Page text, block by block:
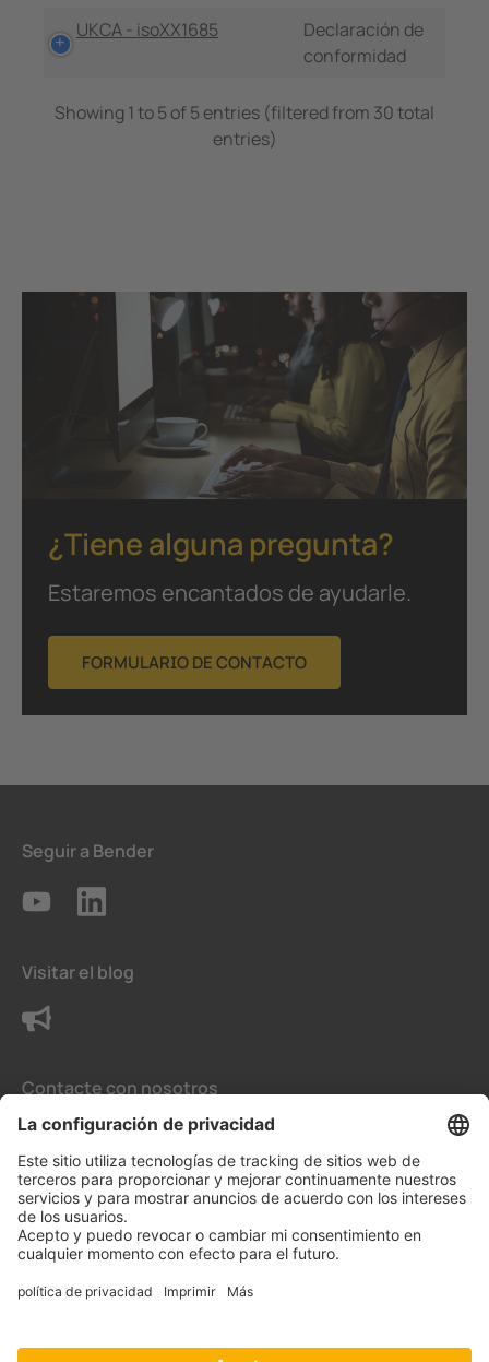
UKCA - isoXX1685
Declaración de
conformidad
Showing 1 to 5 of 5 entries (filtered from 30 total
entries)
¿Tiene alguna pregunta?
Estaremos encantados de ayudarle.
FORMULARIO DE CONTACTO
Seguir a Bender
Visitar el blog
Contacte con nosotros
Condiciones generales de venta
La configuración de privacidad
Aviso Legal para España